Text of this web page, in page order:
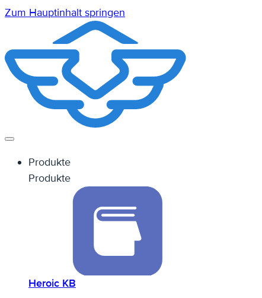
Zum Hauptinhalt springen
Produkte
Produkte
Heroic KB